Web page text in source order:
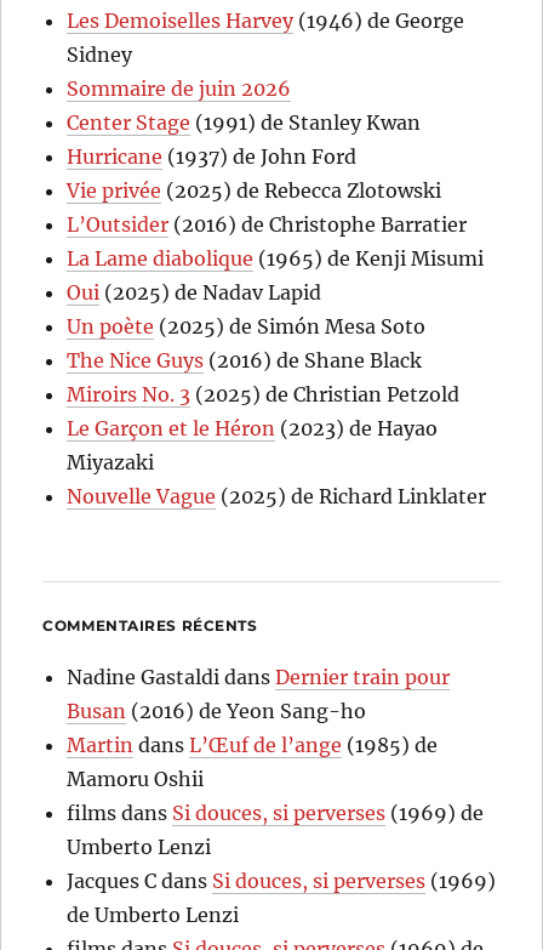
Les Demoiselles Harvey(1946) de George
Sidney
Sommaire de juin 2026
Center Stage (1991) de Stanley Kwan
Hurricane (1937) de John Ford
Vie privée (2025) de Rebecca Zlotowski
L’Outsider (2016) de Christophe Barratier
La Lame diabolique (1965) de Kenji Misumi
Oui (2025) de Nadav Lapid
Un poète (2025) de Simón Mesa Soto
The Nice Guys (2016) de Shane Black
Miroirs No. 3 (2025) de Christian Petzold
Le Garçon et le Héron (2023) de Hayao
Miyazaki
Nouvelle Vague (2025) de Richard Linklater
COMMENTAIRES RÉCENTS
Nadine Gastaldi dansDernier train pour
Busan (2016) de Yeon Sang-ho
Martin dansL’Œuf de l’ange (1985) de
Mamoru Oshii
films dans Si douces, si perverses (1969) de
Umberto Lenzi
Jacques C dans Si douces, si perverses (1969)
de Umberto Lenzi